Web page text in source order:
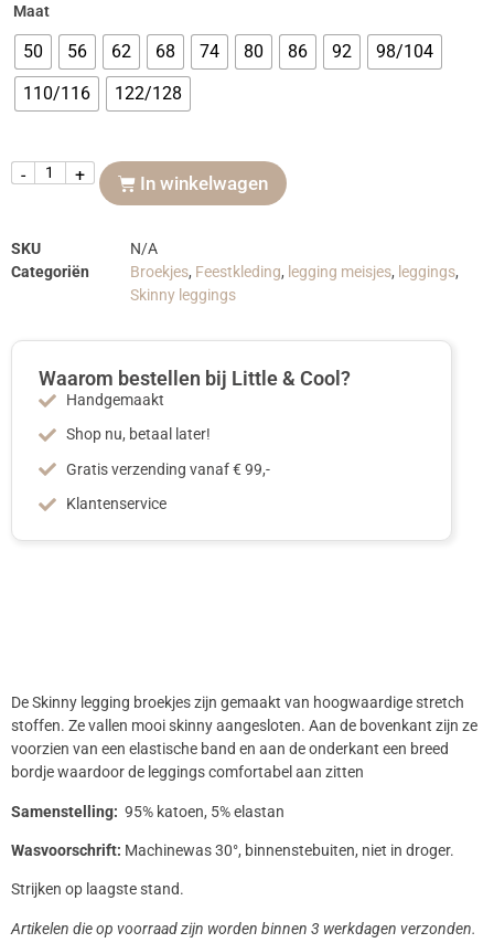
Maat
50 56 62 68 74 80 86 92
98/104
110/116
122/128
- + In winkelwagen
SKU
N/A
Categoriën
Broekjes, Feestkleding, legging meisjes, leggings,
Skinny leggings
Waarom bestellen bij Little & Cool?
Handgemaakt
Shop nu, betaal later!
Gratis verzending vanaf € 99,-
Klantenservice
De Skinny legging broekjes zijn gemaakt van hoogwaardige stretch
stoffen. Ze vallen mooi skinny aangesloten. Aan de bovenkant zijn ze
voorzien van een elastische band en aan de onderkant een breed
bordje waardoor de leggings comfortabel aan zitten
Samenstelling: 95% katoen, 5% elastan
Wasvoorschrift: Machinewas 30°, binnenstebuiten, niet in droger.
Strijken op laagste stand.
Artikelen die op voorraad zijn worden binnen 3 werkdagen verzonden.